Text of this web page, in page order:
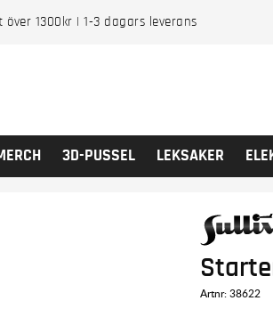
över 1300kr | 1-3 dagars leverans
3D-PUSSEL LEKSAKER
Artnr:38622